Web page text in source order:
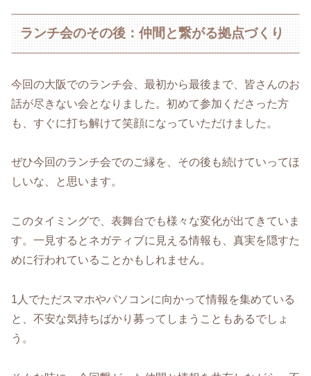
ランチ会のその後：仲間と繋がる拠点づくり
今回の大阪でのランチ会、最初から最後まで、皆さんのお
話が尽きない会となりました。初めて参加くださった方
も、すぐに打ち解けて笑顔になっていただけました。
ぜひ今回のランチ会でのご縁を、その後も続けていってほ
しいな、と思います。
このタイミングで、表舞台でも様々な変化が出てきていま
す。一見するとネガティブに見える情報も、真実を隠すた
めに行われていることかもしれません。
1人でただスマホやパソコンに向かって情報を集めている
と、不安な気持ちばかり募ってしまうこともあるでしょ
う。